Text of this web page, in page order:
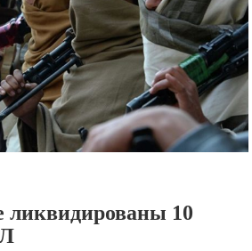
ликвидированы 10